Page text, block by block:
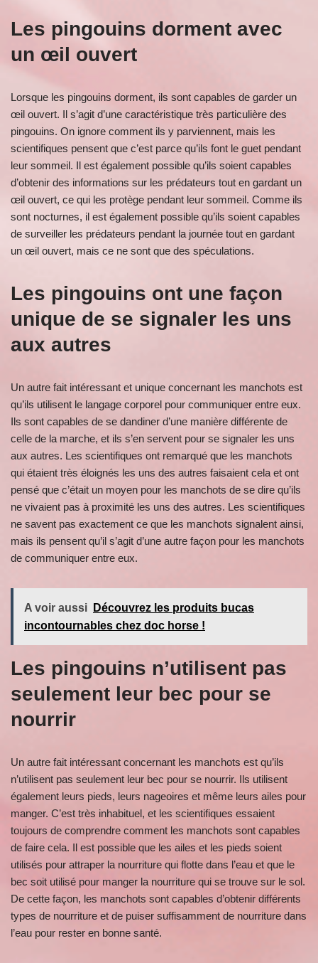
Les pingouins dorment avec
un œil ouvert
Lorsque les pingouins dorment, ils sont capables de garder un
œil ouvert. Il s’agit d’une caractéristique très particulière des
pingouins. On ignore comment ils y parviennent, mais les
scientifiques pensent que c’est parce qu’ils font le guet pendant
leur sommeil. Il est également possible qu’ils soient capables
d’obtenir des informations sur les prédateurs tout en gardant un
œil ouvert, ce qui les protège pendant leur sommeil. Comme ils
sont nocturnes, il est également possible qu’ils soient capables
de surveiller les prédateurs pendant la journée tout en gardant
un œil ouvert, mais ce ne sont que des spéculations.
Les pingouins ont une façon
unique de se signaler les uns
aux autres
Un autre fait intéressant et unique concernant les manchots est
qu’ils utilisent le langage corporel pour communiquer entre eux.
Ils sont capables de se dandiner d’une manière différente de
celle de la marche, et ils s’en servent pour se signaler les uns
aux autres. Les scientifiques ont remarqué que les manchots
qui étaient très éloignés les uns des autres faisaient cela et ont
pensé que c’était un moyen pour les manchots de se dire qu’ils
ne vivaient pas à proximité les uns des autres. Les scientifiques
ne savent pas exactement ce que les manchots signalent ainsi,
mais ils pensent qu’il s’agit d’une autre façon pour les manchots
de communiquer entre eux.
A voir aussi
Découvrez les produits bucas
incontournables chez doc horse !
Les pingouins n’utilisent pas
seulement leur bec pour se
nourrir
Un autre fait intéressant concernant les manchots est qu’ils
n’utilisent pas seulement leur bec pour se nourrir. Ils utilisent
également leurs pieds, leurs nageoires et même leurs ailes pour
manger. C’est très inhabituel, et les scientifiques essaient
toujours de comprendre comment les manchots sont capables
de faire cela. Il est possible que les ailes et les pieds soient
utilisés pour attraper la nourriture qui flotte dans l’eau et que le
bec soit utilisé pour manger la nourriture qui se trouve sur le sol.
De cette façon, les manchots sont capables d’obtenir différents
types de nourriture et de puiser suffisamment de nourriture dans
l’eau pour rester en bonne santé.